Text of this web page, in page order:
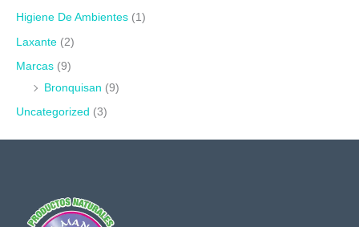
Higiene De Ambientes (1)
Laxante (2)
Marcas (9)
Bronquisan (9)
Uncategorized (3)